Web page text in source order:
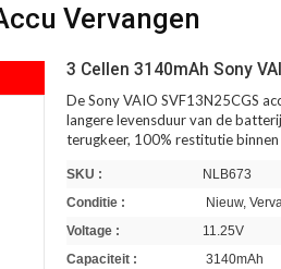
Vervangen
3 Cellen 3140mAh Sony
De Sony VAIO SVF13N25CGS
langere levensduur van de
terugkeer, 100% restitutie binnen
SKU :
NLB673
Conditie :
Nieuw,
Voltage :
11.25V
Capaciteit :
3140mAh